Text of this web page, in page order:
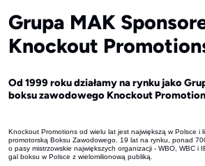
Grupa MAK
Knockout
Od 1999 roku działamy na rynku jako
boksu zawodowego Knockout
Knockout Promotions od wielu lat jest największą w Polsce i
promotorską Boksu Zawodowego. 19 lat na rynku, ponad
o pasy mistrzowskie największych organizacji - WBO, WBC i
gal boksu w Polsce z wielomilionową publiką.